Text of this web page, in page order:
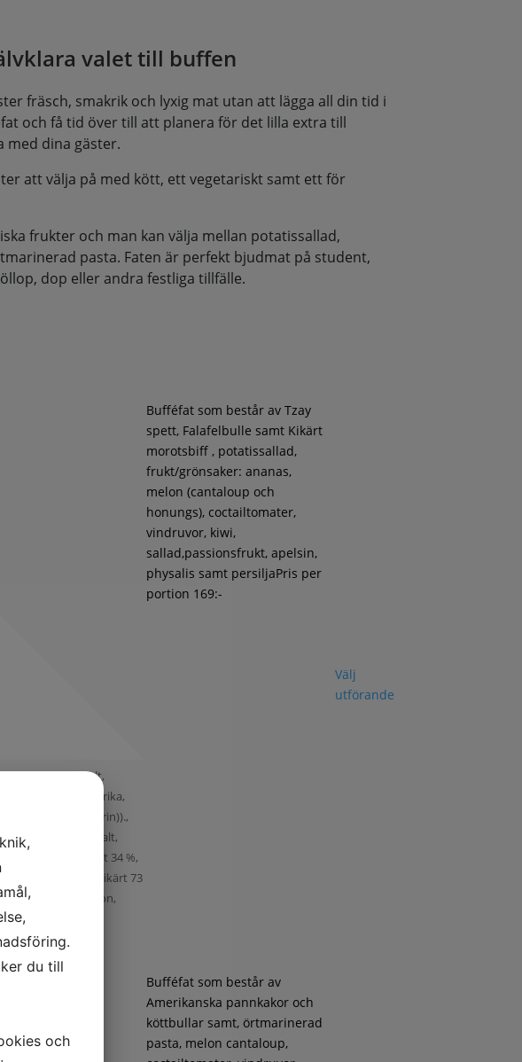
valet till buffen
fräsch, smakrik och lyxig mat utan att lägga all din tid i
och få tid över till att planera för det lilla extra till
med dina gäster.
att välja på med kött, ett vegetariskt samt ett för
frukter och man kan välja mellan potatissallad,
pasta. Faten är perfekt bjudmat på student,
dop eller andra festliga tillfälle.
lök, ättika, salt,
chilipeppar, paprika,
(paprika, rosmarin)).,
SOJABÖNOR, salt,
56 %, morot 34 %,
Falafelbulle (Kikärt 73
cantaloupe melon,
Bufféfat som består av Tzay
spett, Falafelbulle samt Kikärt
morotsbiff , potatissallad,
frukt/grönsaker: ananas,
melon (cantaloup och
honungs), coctailtomater,
vindruvor, kiwi,
sallad,passionsfrukt, apelsin,
physalis samt persiljaPris per
portion 169:-
Välj
utförande
Bufféfat som består av
Amerikanska pannkakor och
köttbullar samt, örtmarinerad
pasta, melon cantaloup,
du till
och